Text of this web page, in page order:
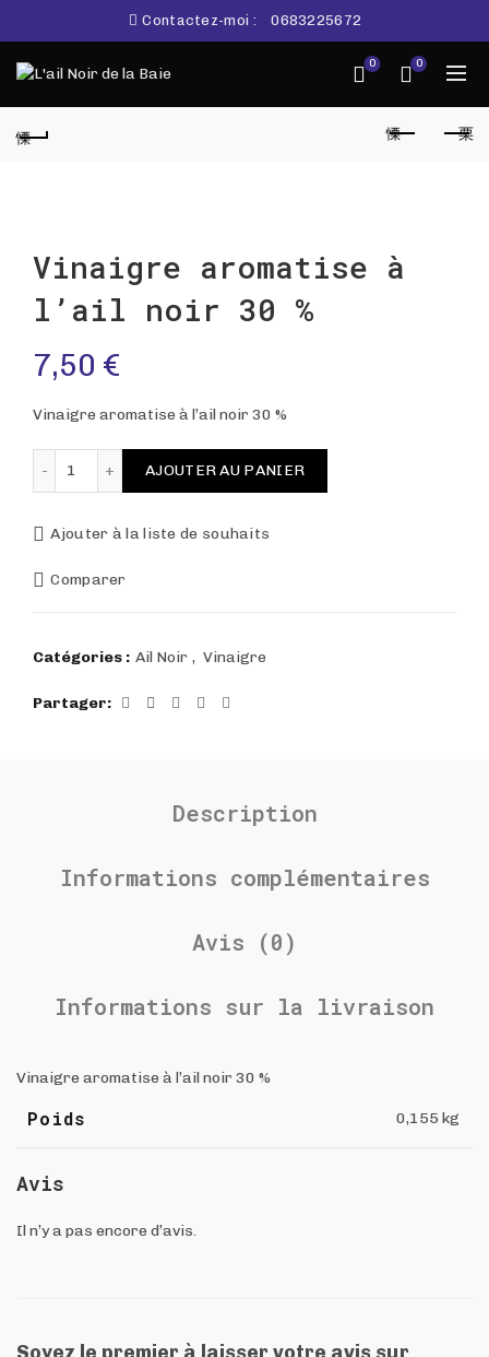
Contactez-moi : 0683225672
0 0
Vinaigre aromatise à
l’ail noir 30 %
7,50 €
Vinaigre aromatise à l’ail noir 30 %
AJOUTER AU PANIER
Ajouter à la liste de souhaits
Comparer
Catégories : Ail Noir , Vinaigre
Partager
Description
Informations complémentaires
Avis (0)
Informations sur la livraison
Vinaigre aromatise à l’ail noir 30 %
Poids 0,155 kg
Avis
Il n’y a pas encore d’avis.